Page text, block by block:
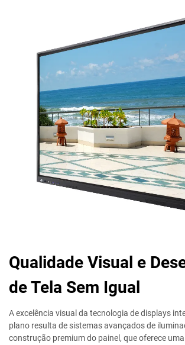
Qualidade Visual e
de Tela Sem Igual
A excelência visual da tecnologia de displays
plano resulta de sistemas avançados de
construção premium do painel, que oferece